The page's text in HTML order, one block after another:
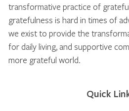
transformative practice of
gratefulness is hard in times of
we exist to provide the
for daily living, and supportive
more grateful world.
Quick